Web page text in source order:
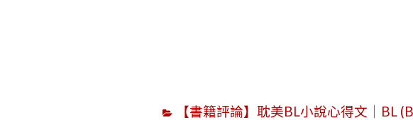
【書籍評論】耽美BL小說心得文｜BL